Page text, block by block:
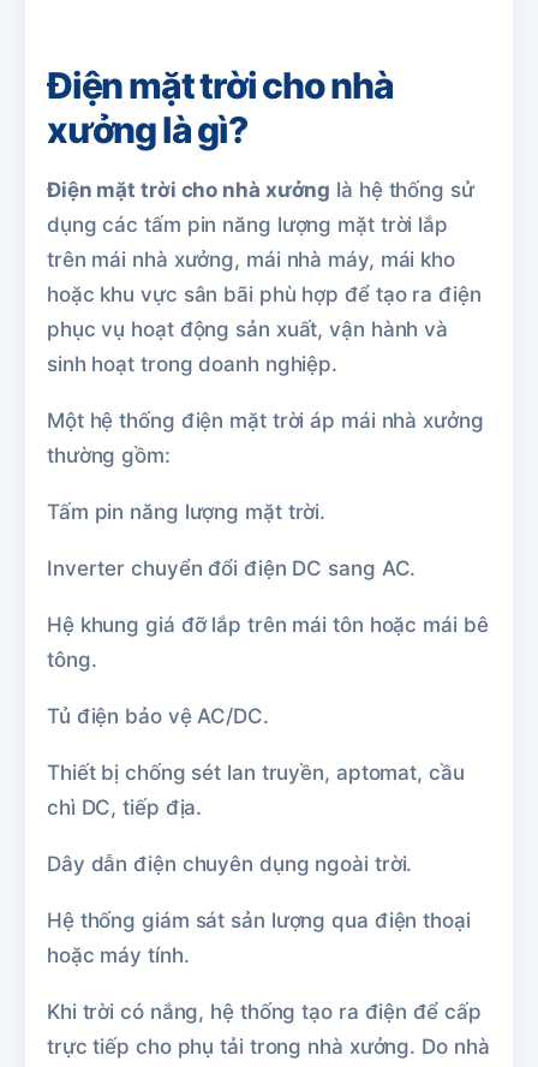
Điện mặt trời cho nhà
xưởng là gì?
Điện mặt trời cho nhà xưởng là hệ thống sử
dụng các tấm pin năng lượng mặt trời lắp
trên mái nhà xưởng, mái nhà máy, mái kho
hoặc khu vực sân bãi phù hợp để tạo ra điện
phục vụ hoạt động sản xuất, vận hành và
sinh hoạt trong doanh nghiệp.
Một hệ thống điện mặt trời áp mái nhà xưởng
thường gồm:
Tấm pin năng lượng mặt trời.
Inverter chuyển đổi điện DC sang AC.
Hệ khung giá đỡ lắp trên mái tôn hoặc mái bê
tông.
Tủ điện bảo vệ AC/DC.
Thiết bị chống sét lan truyền, aptomat, cầu
chì DC, tiếp địa.
Dây dẫn điện chuyên dụng ngoài trời.
Hệ thống giám sát sản lượng qua điện thoại
hoặc máy tính.
Khi trời có nắng, hệ thống tạo ra điện để cấp
trực tiếp cho phụ tải trong nhà xưởng. Do nhà